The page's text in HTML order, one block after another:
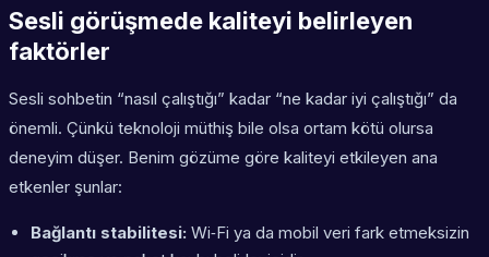
Sesli görüşmede kaliteyi belirleyen
faktörler
Sesli sohbetin “nasıl çalıştığı” kadar “ne kadar iyi çalıştığı” da
önemli. Çünkü teknoloji müthiş bile olsa ortam kötü olursa
deneyim düşer. Benim gözüme göre kaliteyi etkileyen ana
etkenler şunlar:
Bağlantı stabilitesi: Wi‑Fi ya da mobil veri fark etmeksizin